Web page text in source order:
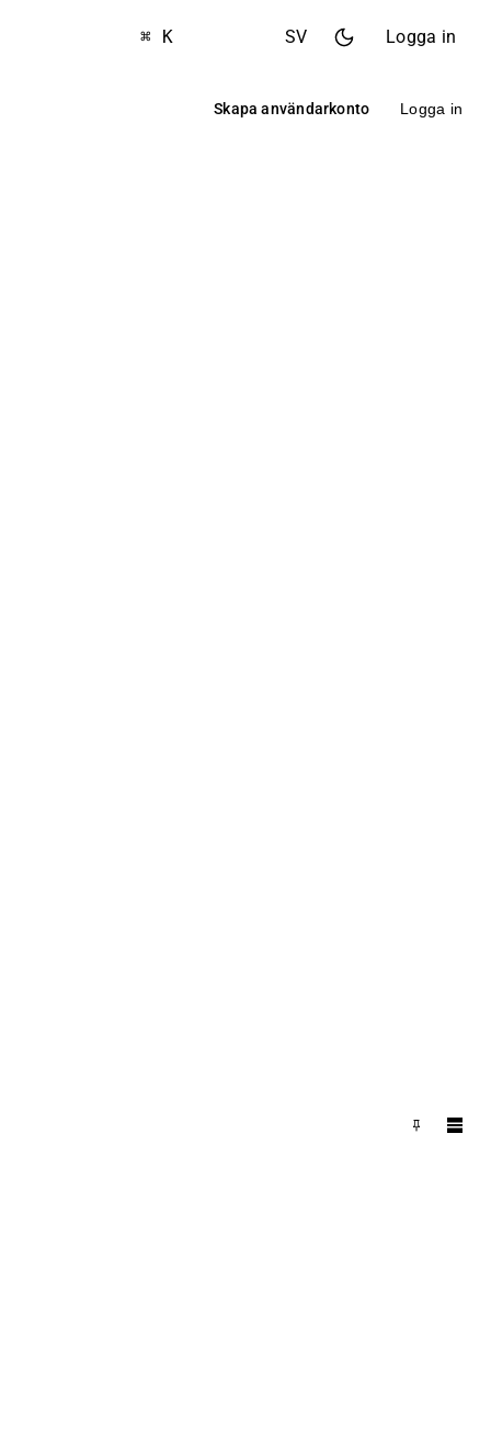
⌘ K SV Logga in
Skapa användarkonto Logga in